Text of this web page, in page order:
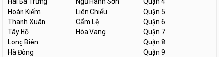
Hoàn Kiếm
Thanh Xuân
Tây Hồ
Long Biên
Hà Đông
Liên Chiểu
Cẩm Lệ
Hòa Vang
Quận 5
Quận 6
Quận 7
Quận 8
Quận 9